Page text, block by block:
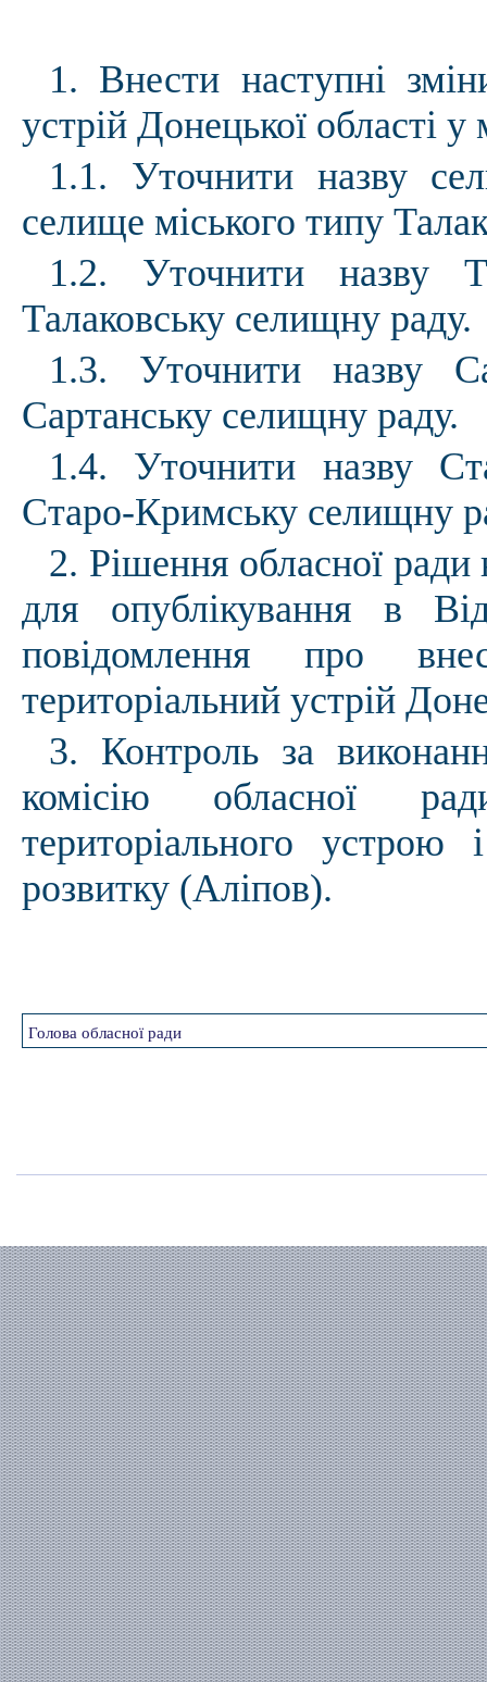
1. Внести наступні
устрій Донецької області у
1.1. Уточнити назву
селище міського типу
1.2. Уточнити назву
Талаковську селищну раду.
1.3. Уточнити назву
Сартанську селищну раду.
1.4. Уточнити назву
Старо-Кримську селищну
2. Рішення обласної ради
для опублікування в
повідомлення про
територіальний устрій
3. Контроль за
комісію обласної
територіального устрою
розвитку (Аліпов).
Голова обласної ради